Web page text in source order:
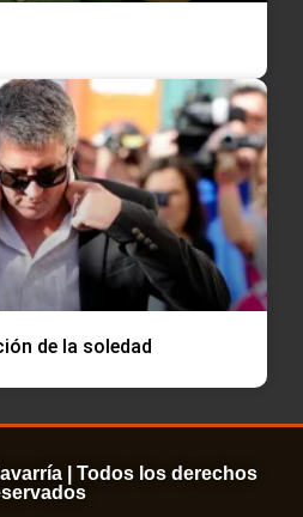
de la soledad
| Todos los derechos